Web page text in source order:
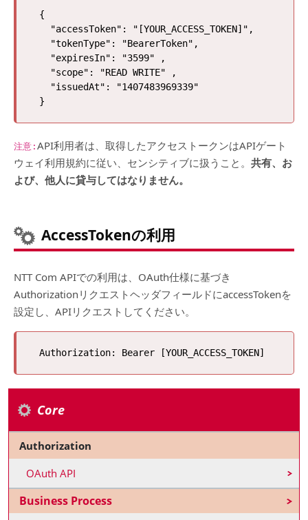
{
   "accessToken": "[YOUR_ACCESS_TOKEN]",
   "tokenType": "BearerToken",
   "expiresIn": "3599" ,
   "scope": "READ WRITE" ,
   "issuedAt": "1407483969339"
注意: API利用者は、取得したアクセストークンはAPIゲート
ウェイ利用規約に従い、センシティブに扱うこと。 共有、お
よび、他人に貸与してはなりません。
AccessTokenの利用
NTT Com APIでの利用は、OAuth仕様に基づき
AuthorizationリクエストヘッダフィールドにaccessTokenを
設定し、APIリクエストしてください。
Core
Authorization
OAuth API
Business Process